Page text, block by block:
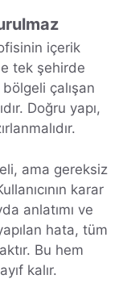
içerik
tek şehirde
çalışan
Doğru yapı,
ama gereksiz
karar
anlatımı ve
hata, tüm
Bu hem
kalır.